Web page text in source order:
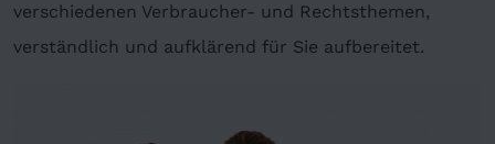
verschiedenen Verbraucher- und Rechtsthemen,
verständlich und aufklärend für Sie aufbereitet.